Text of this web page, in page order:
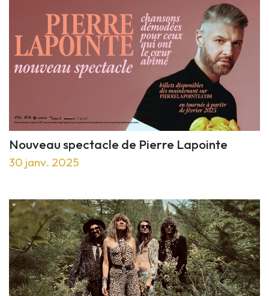
Nouveau spectacle de Pierre Lapointe
30 janv. 2025